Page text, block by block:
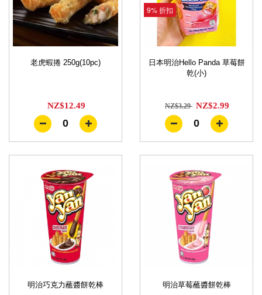
老虎蝦捲 250g(10pc)
NZ$12.49
0
9% 折扣
日本明治Hello Panda 草莓餅
乾(小)
NZ$3.29 NZ$2.99
0
明治巧克力蘸醬餅乾棒 明治草莓蘸醬餅乾棒